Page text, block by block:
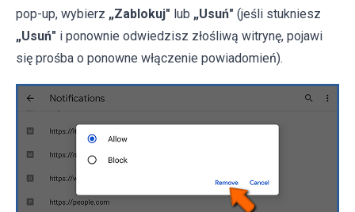
pop-up, wybierz „Zablokuj" lub „Usuń" (jeśli stukniesz
„Usuń" i ponownie odwiedzisz złośliwą witrynę, pojawi
się prośba o ponowne włączenie powiadomień).